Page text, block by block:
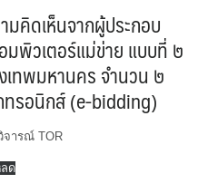
คิดเห็นจากผู้ประกอบ
มพิวเตอร์แม่ข่าย แบบที่ ๒
เทพมหานคร จำนวน ๒
ทรอนิกส์ (e-bidding)
จารณ์ TOR
ด